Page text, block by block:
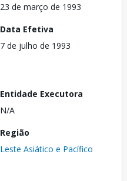
23 de março de 1993
Data Efetiva
7 de julho de 1993
Entidade Executora
N/A
Região
Leste Asiático e Pacífico